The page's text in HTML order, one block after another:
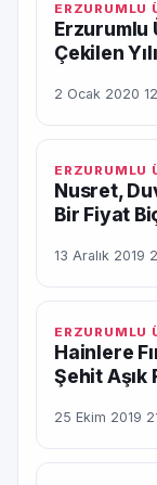
ERZURUMLU
Erzurumlu
Çekilen
2 Ocak 2020
ERZURUMLU
Nusret,
Bir Fiyat
13 Aralık 2019
ERZURUMLU
Hainlere
Şehit Aşık
25 Ekim 2019